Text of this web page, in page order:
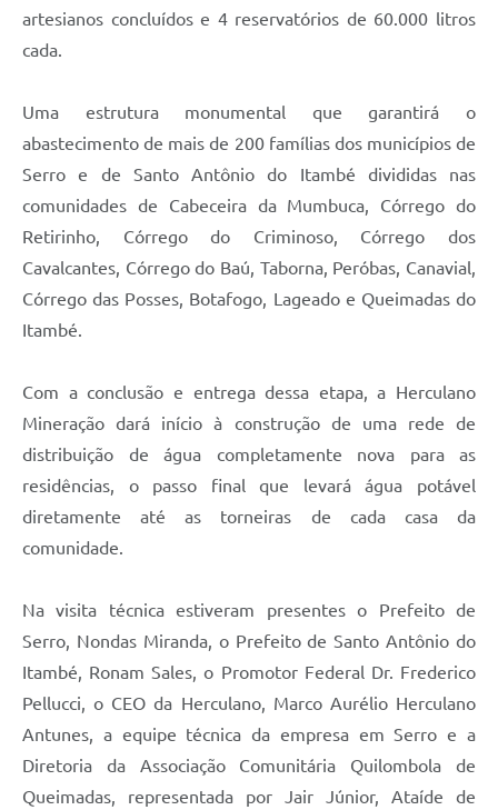
Covid -19 em Serro
Audiências Públicas
Galeria de Vídeos
Telefones Úteis
Diário Oficial
Contratos, Convênios e Publicações MROSC
Notícias
Contato
Radar da Transparência Pública
Listagem de Contribuintes Inscritos na Dívida Ativa do
artesianos concluídos e 4 reservatórios de 60.000 litros
cada.
Uma estrutura monumental que garantirá o
abastecimento de mais de 200 famílias dos municípios de
Serro e de Santo Antônio do Itambé divididas nas
comunidades de Cabeceira da Mumbuca, Córrego do
Retirinho, Córrego do Criminoso, Córrego dos
Cavalcantes, Córrego do Baú, Taborna, Peróbas, Canavial,
Córrego das Posses, Botafogo, Lageado e Queimadas do
Itambé.
Com a conclusão e entrega dessa etapa, a Herculano
Mineração dará início à construção de uma rede de
distribuição de água completamente nova para as
residências, o passo final que levará água potável
diretamente até as torneiras de cada casa da
comunidade.
Na visita técnica estiveram presentes o Prefeito de
Serro, Nondas Miranda, o Prefeito de Santo Antônio do
Itambé, Ronam Sales, o Promotor Federal Dr. Frederico
Pellucci, o CEO da Herculano, Marco Aurélio Herculano
Antunes, a equipe técnica da empresa em Serro e a
Diretoria da Associação Comunitária Quilombola de
Queimadas, representada por Jair Júnior, Ataíde de